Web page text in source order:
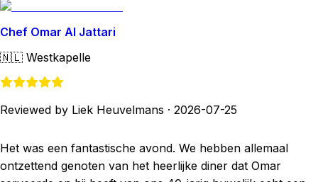
Chef Omar Al Jattari
🇳🇱 Westkapelle
Reviewed by Liek Heuvelmans · 2026-07-25
Het was een fantastische avond. We hebben allemaal
ontzettend genoten van het heerlijke diner dat Omar